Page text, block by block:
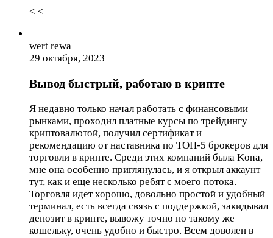
< <
wert rewa
29 октября, 2023
Вывод быстрый, работаю в крипте
Я недавно только начал работать с финансовыми
рынками, проходил платные курсы по трейдингу
криптовалютой, получил сертификат и
рекомендацию от наставника по ТОП-5 брокеров для
торговли в крипте. Среди этих компаний была Kona,
мне она особенно приглянулась, и я открыл аккаунт
тут, как и еще несколько ребят с моего потока.
Торговля идет хорошо, довольно простой и удобный
терминал, есть всегда связь с поддержкой, закидывал
депозит в крипте, вывожу точно по такому же
кошельку, очень удобно и быстро. Всем доволен в